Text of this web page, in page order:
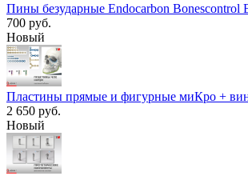
Пины безударные Endocarbon Bonescontrol
700 руб.
Новый
Пластины прямые и фигурные миКро +
2 650 руб.
Новый